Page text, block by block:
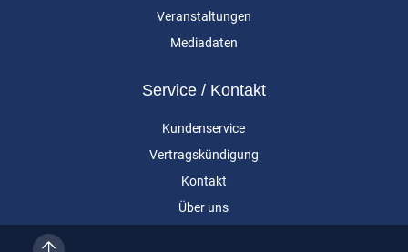
Veranstaltungen
Mediadaten
Service / Kontakt
Kundenservice
Vertragskündigung
Kontakt
Über uns